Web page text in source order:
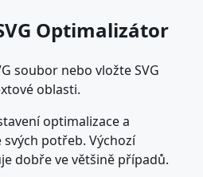
Optimalizátor
soubor nebo vložte SVG
oblasti.
optimalizace a
potřeb. Výchozí
dobře ve většině případů.